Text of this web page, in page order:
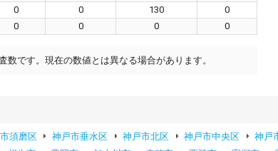
0 0 130
0
0 0 0 0
です。現在の数値とは異なる場合があります。
須磨区 神戸市垂水区 神戸市北区 神戸市中央区
神戸